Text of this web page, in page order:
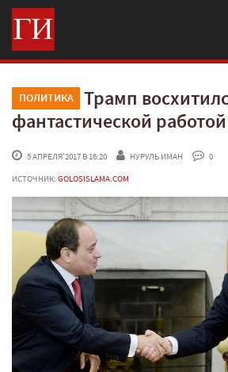
ПОЛИТИКА
Трамп
фантастической
5 АПРЕЛЯ'2017 В 16:20 НУРУЛЬ ИМАН
0
ИСТОЧНИК: GOLOSISLAMA.COM